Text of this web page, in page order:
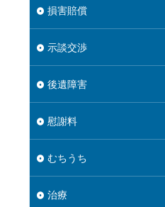
損害賠償
示談交渉
後遺障害
慰謝料
むちうち
治療